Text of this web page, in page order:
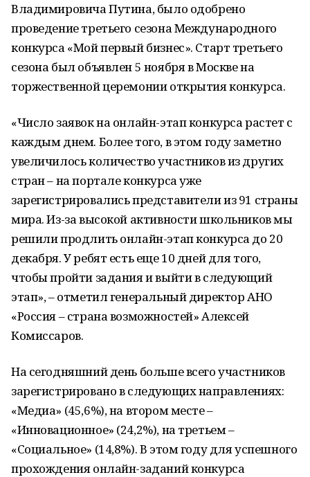
Владимировича Путина, было одобрено
проведение третьего сезона Международного
конкурса «Мой первый бизнес». Старт третьего
сезона был объявлен 5 ноября в Москве на
торжественной церемонии открытия конкурса.
«Число заявок на онлайн-этап конкурса растет с
каждым днем. Более того, в этом году заметно
увеличилось количество участников из других
стран – на портале конкурса уже
зарегистрировались представители из 91 страны
мира. Из-за высокой активности школьников мы
решили продлить онлайн-этап конкурса до 20
декабря. У ребят есть еще 10 дней для того,
чтобы пройти задания и выйти в следующий
этап», – отметил генеральный директор АНО
«Россия – страна возможностей» Алексей
Комиссаров.
На сегодняшний день больше всего участников
зарегистрировано в следующих направлениях:
«Медиа» (45,6%), на втором месте –
«Инновационное» (24,2%), на третьем –
«Социальное» (14,8%). В этом году для успешного
прохождения онлайн-заданий конкурса